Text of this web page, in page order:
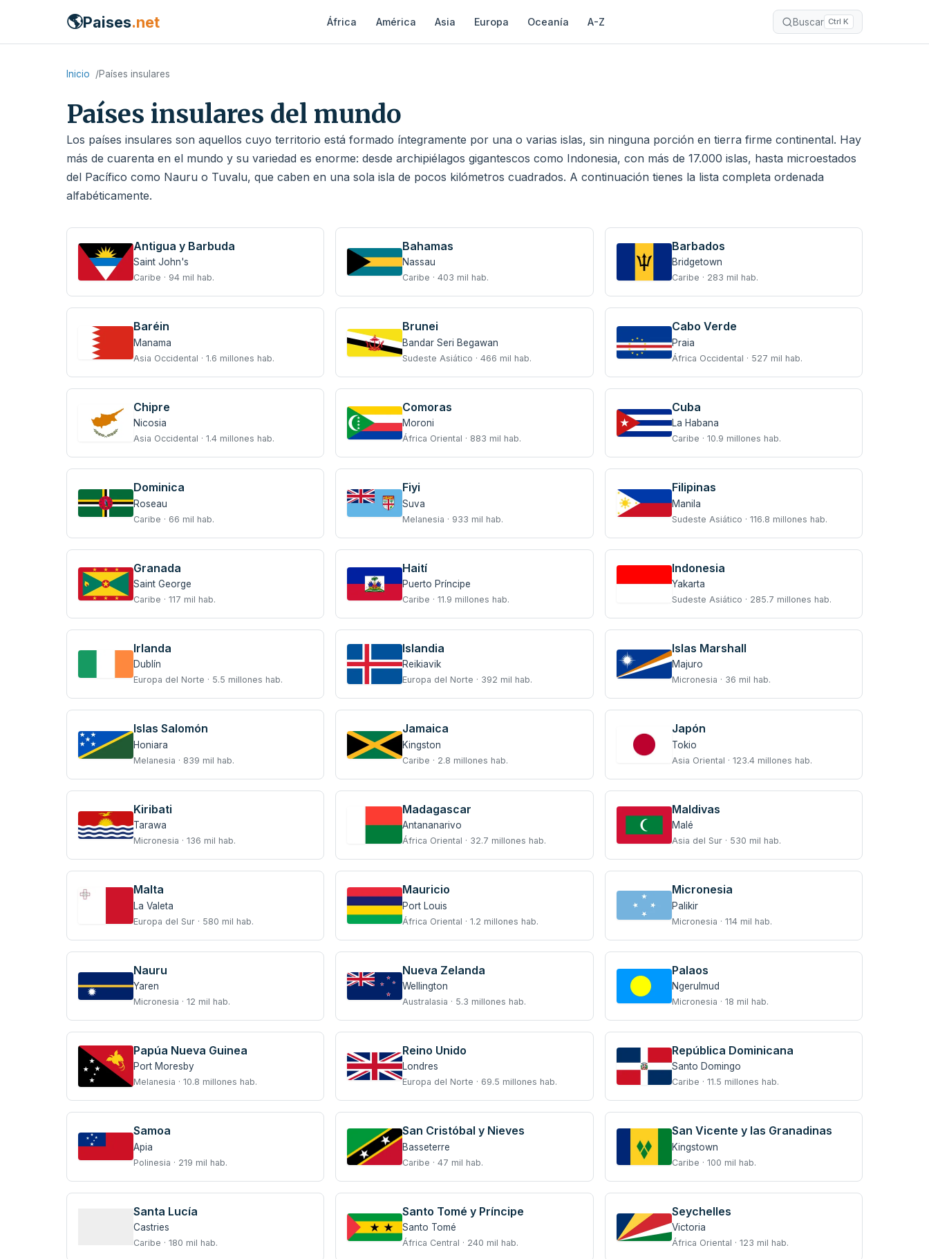
🌎Paises.net África América Asia Europa Oceanía A-Z Buscar Ctrl K
Inicio Países insulares
Países insulares del mundo
Los países insulares son aquellos cuyo territorio está formado íntegramente por una o varias islas, sin ninguna porción en tierra firme continental. Hay
más de cuarenta en el mundo y su variedad es enorme: desde archipiélagos gigantescos como Indonesia, con más de 17.000 islas, hasta microestados
del Pacífico como Nauru o Tuvalu, que caben en una sola isla de pocos kilómetros cuadrados. A continuación tienes la lista completa ordenada
alfabéticamente.
Antigua y Barbuda
Saint John's
Caribe · 94 mil hab.
Bahamas
Nassau
Caribe · 403 mil hab.
Barbados
Bridgetown
Caribe · 283 mil hab.
Baréin
Manama
Asia Occidental · 1.6 millones hab.
Brunei
Bandar Seri Begawan
Sudeste Asiático · 466 mil hab.
Cabo Verde
Praia
África Occidental · 527 mil hab.
Chipre
Nicosia
Asia Occidental · 1.4 millones hab.
Comoras
Moroni
África Oriental · 883 mil hab.
Cuba
La Habana
Caribe · 10.9 millones hab.
Dominica
Roseau
Caribe · 66 mil hab.
Fiyi
Suva
Melanesia · 933 mil hab.
Filipinas
Manila
Sudeste Asiático · 116.8 millones hab.
Granada
Saint George
Caribe · 117 mil hab.
Haití
Puerto Príncipe
Caribe · 11.9 millones hab.
Indonesia
Yakarta
Sudeste Asiático · 285.7 millones hab.
Irlanda
Dublín
Europa del Norte · 5.5 millones hab.
Islandia
Reikiavik
Europa del Norte · 392 mil hab.
Islas Marshall
Majuro
Micronesia · 36 mil hab.
Islas Salomón
Honiara
Melanesia · 839 mil hab.
Jamaica
Kingston
Caribe · 2.8 millones hab.
Japón
Tokio
Asia Oriental · 123.4 millones hab.
Kiribati
Tarawa
Micronesia · 136 mil hab.
Madagascar
Antananarivo
África Oriental · 32.7 millones hab.
Maldivas
Malé
Asia del Sur · 530 mil hab.
Malta
La Valeta
Europa del Sur · 580 mil hab.
Mauricio
Port Louis
África Oriental · 1.2 millones hab.
Micronesia
Palikir
Micronesia · 114 mil hab.
Nauru
Yaren
Micronesia · 12 mil hab.
Nueva Zelanda
Wellington
Australasia · 5.3 millones hab.
Palaos
Ngerulmud
Micronesia · 18 mil hab.
Papúa Nueva Guinea
Port Moresby
Melanesia · 10.8 millones hab.
Reino Unido
Londres
Europa del Norte · 69.5 millones hab.
República Dominicana
Santo Domingo
Caribe · 11.5 millones hab.
Samoa
Apia
Polinesia · 219 mil hab.
San Cristóbal y Nieves
Basseterre
Caribe · 47 mil hab.
San Vicente y las Granadinas
Kingstown
Caribe · 100 mil hab.
Santa Lucía
Castries
Caribe · 180 mil hab.
Santo Tomé y Príncipe
Santo Tomé
África Central · 240 mil hab.
Seychelles
Victoria
África Oriental · 123 mil hab.